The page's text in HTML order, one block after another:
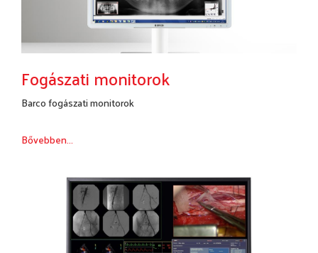
Fogászati monitorok
Barco fogászati monitorok
Bővebben...